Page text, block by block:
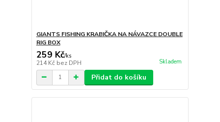
GIANTS FISHING KRABIČKA NA NÁVAZCE DOUBLE
RIG BOX
259 Kč/ks
214 Kč bez DPH Skladem
Přidat do košíku